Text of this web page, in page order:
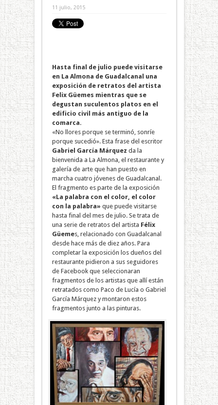
11 julio, 2015
Hasta final de julio puede visitarse
en La Almona de Guadalcanal una
exposición de retratos del artista
Felix Güemes mientras que se
degustan suculentos platos en el
edificio civil más antiguo de la
comarca.
«No llores porque se terminó, sonríe
porque sucedió». Esta frase del escritor
Gabriel García Márquez da la
bienvenida a La Almona, el restaurante y
galería de arte que han puesto en
marcha cuatro jóvenes de Guadalcanal.
El fragmento es parte de la exposición
«La palabra con el color, el color
con la palabra» que puede visitarse
hasta final del mes de julio. Se trata de
una serie de retratos del artista Félix
Güemes, relacionado con Guadalcanal
desde hace más de diez años. Para
completar la exposición los dueños del
restaurante pidieron a sus seguidores
de Facebook que seleccionaran
fragmentos de los artistas que allí están
retratados como Paco de Lucía o Gabriel
García Márquez y montaron estos
fragmentos junto a las pinturas.